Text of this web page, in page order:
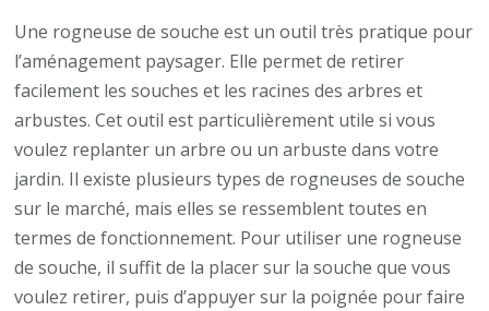
Une rogneuse de souche est un outil très pratique pour
l’aménagement paysager. Elle permet de retirer
facilement les souches et les racines des arbres et
arbustes. Cet outil est particulièrement utile si vous
voulez replanter un arbre ou un arbuste dans votre
jardin. Il existe plusieurs types de rogneuses de souche
sur le marché, mais elles se ressemblent toutes en
termes de fonctionnement. Pour utiliser une rogneuse
de souche, il suffit de la placer sur la souche que vous
voulez retirer, puis d’appuyer sur la poignée pour faire